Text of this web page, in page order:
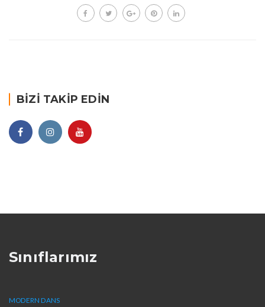
BIZI TAKIP EDIN
Sınıflarımız
MODERN DANS